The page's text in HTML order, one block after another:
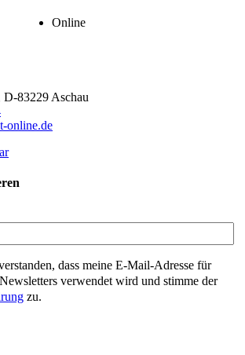
Online
D-83229 Aschau
online.de
dass meine E-Mail-Adresse für
verwendet wird und stimme der
zu.